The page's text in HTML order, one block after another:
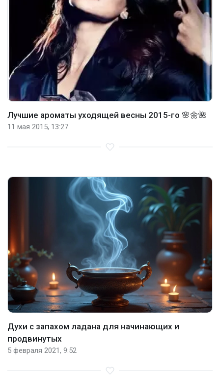
Лучшие ароматы уходящей весны 2015-го 🌸🌼🌺
11 мая 2015, 13:27
Духи с запахом ладана для начинающих и
продвинутых
5 февраля 2021, 9:52